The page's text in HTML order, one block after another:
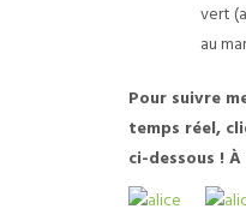
vert
au
Pour suivre
temps réel,
ci-dessous !